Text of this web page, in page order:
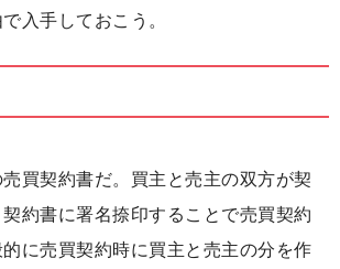
入手しておこう。
買契約書だ。買主と売主の双方が契
約書に署名捺印することで売買契約
に売買契約時に買主と売主の分を作